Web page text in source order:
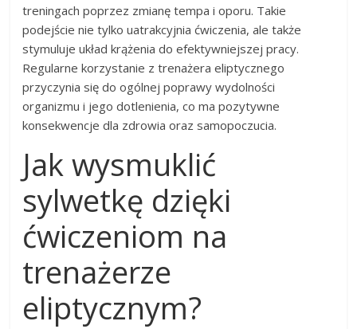
treningach poprzez zmianę tempa i oporu. Takie
podejście nie tylko uatrakcyjnia ćwiczenia, ale także
stymuluje układ krążenia do efektywniejszej pracy.
Regularne korzystanie z trenażera eliptycznego
przyczynia się do ogólnej poprawy wydolności
organizmu i jego dotlenienia, co ma pozytywne
konsekwencje dla zdrowia oraz samopoczucia.
Jak wysmuklić
sylwetkę dzięki
ćwiczeniom na
trenażerze
eliptycznym?